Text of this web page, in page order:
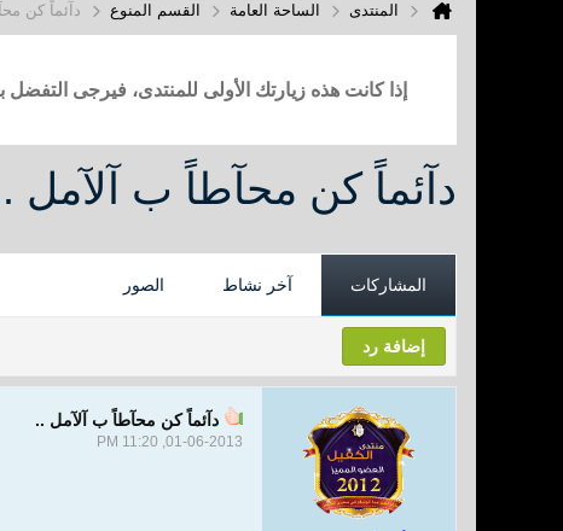
المنتدى الساحة العامة القسم المنوع دآئماً كن
إذا كانت هذه زيارتك الأولى للمنتدى، فيرجى
دآئماً كن محآطاً ب آلآمل
المشاركات آخر نشاط الصور
إضافة رد
دآئماً كن محآطاً ب آلآمل ..
01-06-2013, 11:20 PM